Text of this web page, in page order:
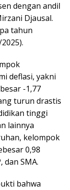
dengan andil
Djausal.
tahun
deflasi, yakni
-1,77
turun drastis
tinggi
lainnya
kelompok
0,98
dan SMA.
bahwa